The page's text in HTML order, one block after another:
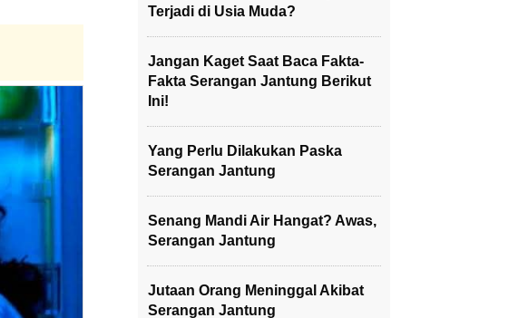
Terjadi di Usia Muda?
Jangan Kaget Saat Baca Fakta-
Fakta Serangan Jantung Berikut
Ini!
Yang Perlu Dilakukan Paska
Serangan Jantung
Senang Mandi Air Hangat? Awas,
Serangan Jantung
Jutaan Orang Meninggal Akibat
Serangan Jantung